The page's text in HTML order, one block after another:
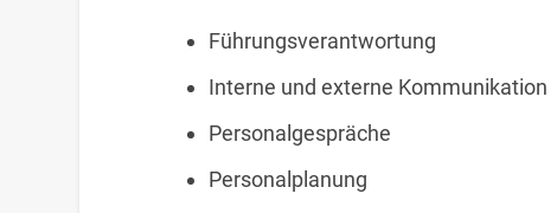
Führungsverantwortung
Interne und externe Kommunikation
Personalgespräche
Personalplanung